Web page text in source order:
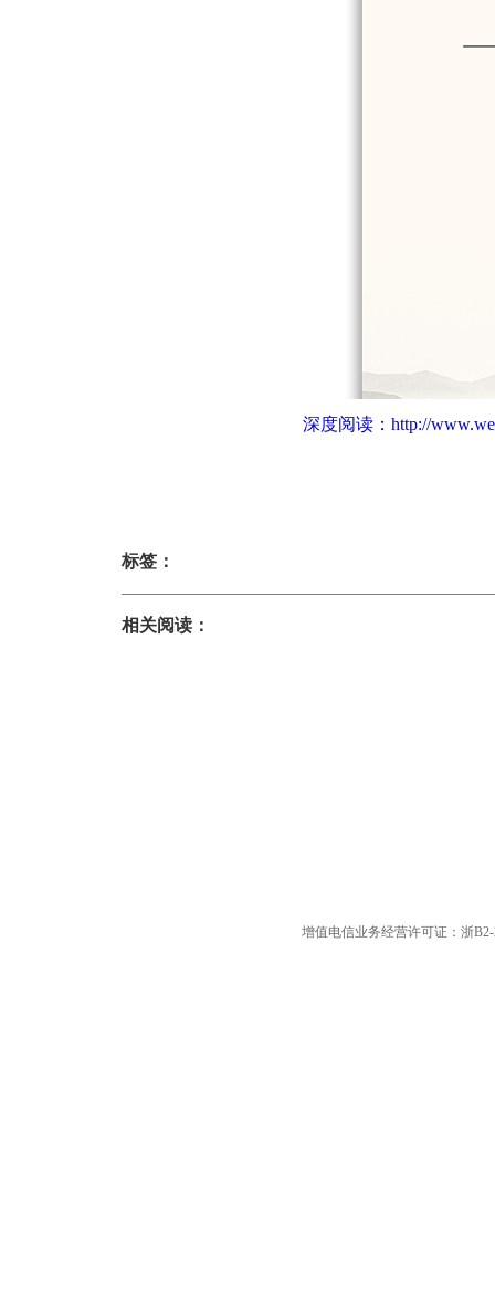
深度阅读： http://
标签：
相关阅读：
增值电信业务经营许可证：浙